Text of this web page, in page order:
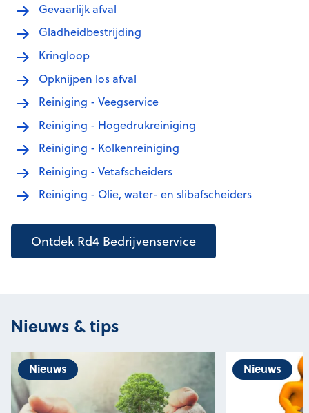
Gevaarlijk afval
Gladheidbestrijding
Kringloop
Opknijpen los afval
Reiniging - Veegservice
Reiniging - Hogedrukreiniging
Reiniging - Kolkenreiniging
Reiniging - Vetafscheiders
Reiniging - Olie, water- en slibafscheiders
Ontdek Rd4 Bedrijvenservice
Nieuws & tips
Nieuws Nieuws